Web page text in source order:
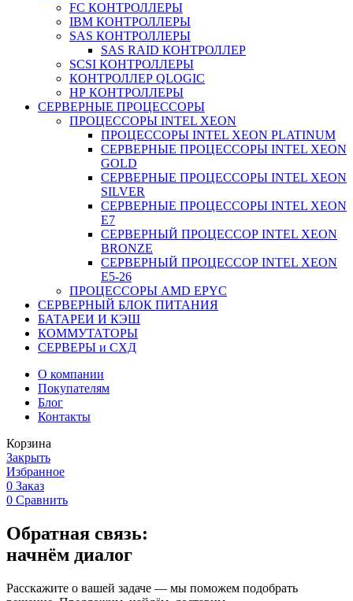
FC КОНТРОЛЛЕРЫ
IBM КОНТРОЛЛЕРЫ
SAS КОНТРОЛЛЕРЫ
SAS RAID КОНТРОЛЛЕР
SCSI КОНТРОЛЛЕРЫ
КОНТРОЛЛЕР QLOGIC
НР КОНТРОЛЛЕРЫ
СЕРВЕРНЫЕ ПРОЦЕССОРЫ
ПРОЦЕССОРЫ INTEL XEON
ПРОЦЕССОРЫ INTEL XEON PLATINUM
СЕРВЕРНЫЕ ПРОЦЕССОРЫ INTEL XEON
GOLD
СЕРВЕРНЫЕ ПРОЦЕССОРЫ INTEL XEON
SILVER
СЕРВЕРНЫЕ ПРОЦЕССОРЫ INTEL XEON
Е7
СЕРВЕРНЫЙ ПРОЦЕССОР INTEL XEON
BRONZE
СЕРВЕРНЫЙ ПРОЦЕССОР INTEL XEON
Е5-26
ПРОЦЕССОРЫ AMD EPYC
СЕРВЕРНЫЙ БЛОК ПИТАНИЯ
БАТАРЕИ И КЭШ
КОММУТАТОРЫ
СЕРВЕРЫ и СХД
О компании
Покупателям
Блог
Контакты
Корзина
Закрыть
Избранное
0 Заказ
0 Сравнить
Обратная связь:
начнём диалог
Расскажите о вашей задаче — мы поможем подобрать